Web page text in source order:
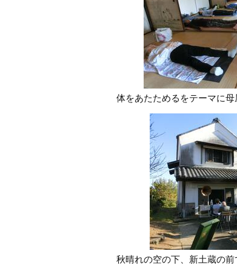
体をあたためるをテーマに母
秋晴れの空の下、新土蔵の前